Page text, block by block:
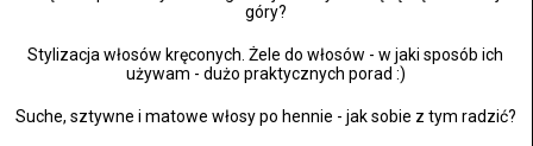
góry?
Stylizacja włosów kręconych. Żele do włosów - w jaki sposób ich
używam - dużo praktycznych porad :)
Suche, sztywne i matowe włosy po hennie - jak sobie z tym radzić?